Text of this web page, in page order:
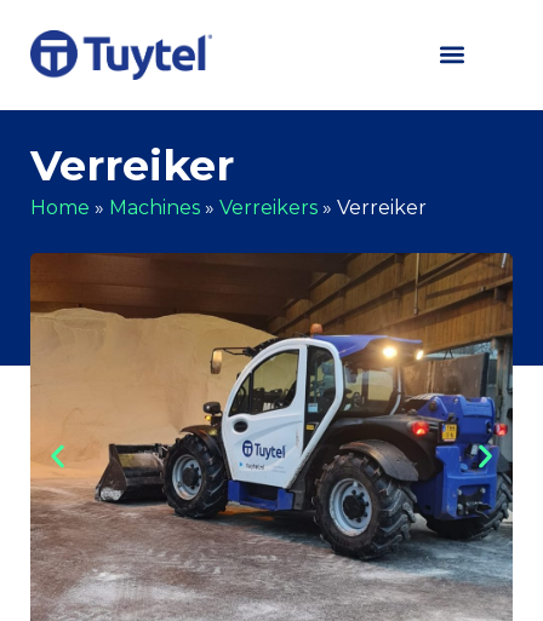
Verreiker
Home » Machines » Verreikers » Verreiker